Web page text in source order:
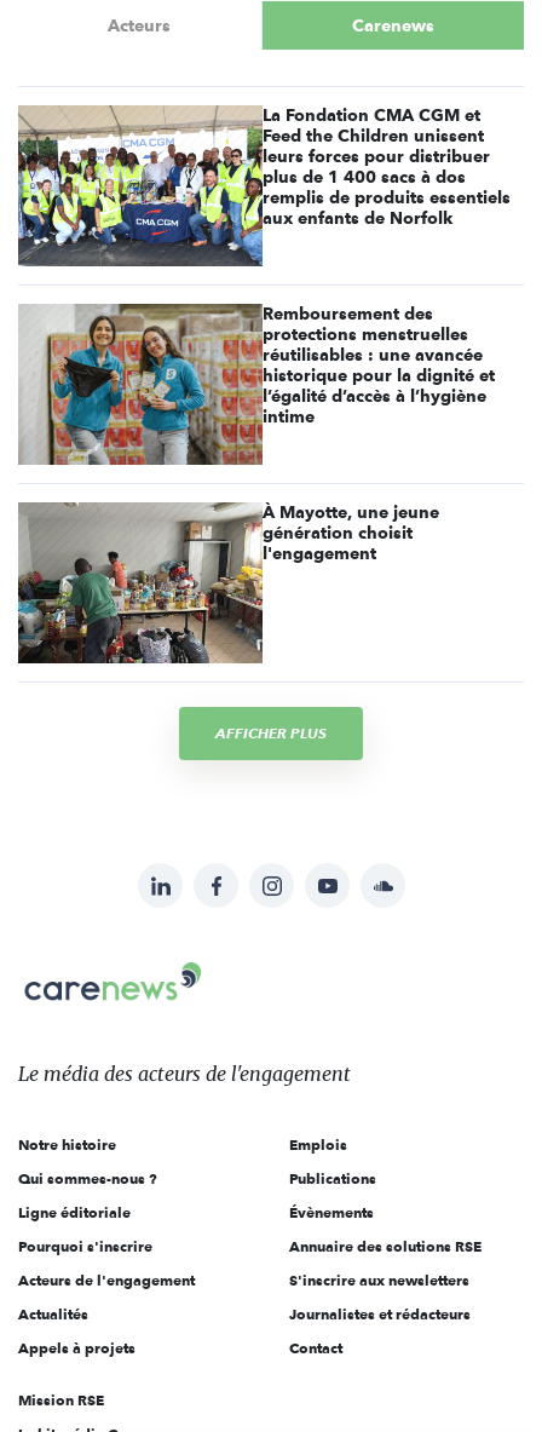
Acteurs Carenews
La Fondation CMA CGM et
Feed the Children unissent
leurs forces pour distribuer
plus de 1 400 sacs à dos
remplis de produits essentiels
aux enfants de Norfolk
Remboursement des
protections menstruelles
réutilisables : une avancée
historique pour la dignité et
l’égalité d’accès à l’hygiène
intime
À Mayotte, une jeune
génération choisit
l'engagement
AFFICHER PLUS
sur:
LinkedInFacebookInstagramYouTubeSoundcloud
Le
des
l'engagement
Le média des acteurs de l'engagement
Notre histoire
Qui sommes-nous ?
Ligne éditoriale
Pourquoi s'inscrire
Acteurs de l'engagement
Actualités
Appels à projets
Emplois
Publications
Évènements
Annuaire des solutions RSE
S'inscrire aux newsletters
Journalistes et rédacteurs
Contact
Mission RSE